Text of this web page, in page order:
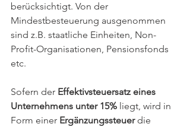
berücksichtigt. Von der
Mindestbesteuerung ausgenommen
sind z.B. staatliche Einheiten, Non-
Profit-Organisationen, Pensionsfonds
etc.
Sofern der Effektivsteuersatz eines
Unternehmens unter 15% liegt, wird in
Form einer Ergänzungssteuer die